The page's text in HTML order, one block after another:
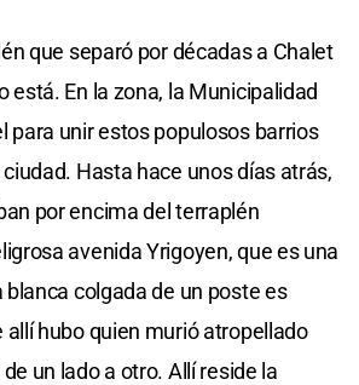
que separó por décadas a Chalet
está. En la zona, la Municipalidad
para unir estos populosos barrios
Hasta hace unos días atrás,
por encima del terraplén
avenida Yrigoyen, que es una
blanca colgada de un poste es
hubo quien murió atropellado
un lado a otro. Allí reside la